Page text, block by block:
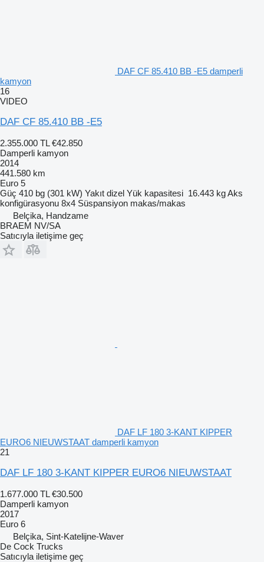
DAF CF 85.410 BB -E5 damperli
kamyon
16
VIDEO
DAF CF 85.410 BB -E5
2.355.000 TL €42.850
Damperli kamyon
2014
441.580 km
Euro 5
Güç 410 bg (301 kW) Yakıt dizel Yük kapasitesi 16.443 kgAks
konfigürasyonu 8x4 Süspansiyon makas/makas
Belçika, Handzame
BRAEM NV/SA
Satıcıyla iletişime geç
DAF LF 180 3-KANT KIPPER
EURO6 NIEUWSTAAT damperli kamyon
21
DAF LF 180 3-KANT KIPPER EURO6 NIEUWSTAAT
1.677.000 TL €30.500
Damperli kamyon
2017
Euro 6
Belçika, Sint-Katelijne-Waver
De Cock Trucks
Satıcıyla iletişime geç